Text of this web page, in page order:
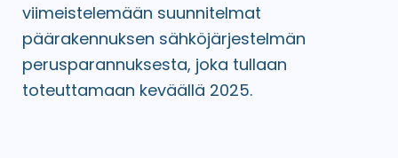
viimeistelemään suunnitelmat
päärakennuksen sähköjärjestelmän
perusparannuksesta, joka tullaan
toteuttamaan keväällä 2025.